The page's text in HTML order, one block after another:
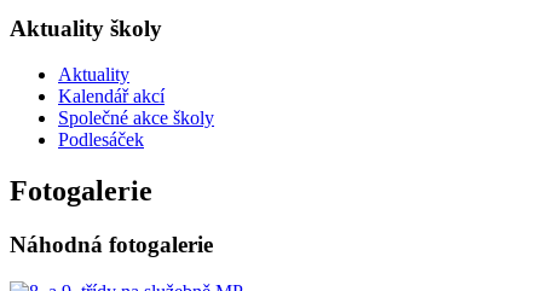
Aktuality školy
Aktuality
Kalendář akcí
Společné akce školy
Podlesáček
Fotogalerie
Náhodná fotogalerie